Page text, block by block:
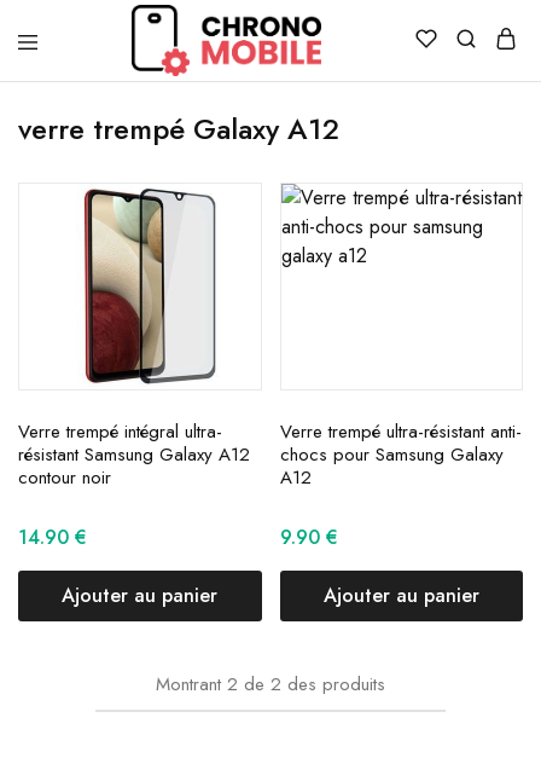
Chronomobile
Achat,
et
réparation
tablettes
verre trempé Galaxy A12
Verre trempé intégral ultra-
résistant Samsung Galaxy A12
contour noir
14.90 €
Ajouter au panier
Verre trempé ultra-résistant anti-
chocs pour Samsung Galaxy
A12
9.90 €
Ajouter au panier
Montrant 2 de 2 des produits